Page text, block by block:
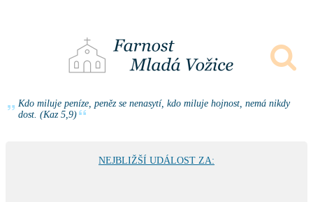
Kdo miluje peníze, peněz se nenasytí, kdo miluje hojnost, nemá nikdy
dost. (Kaz 5,9)
NEJBLIŽŠÍ UDÁLOST ZA: